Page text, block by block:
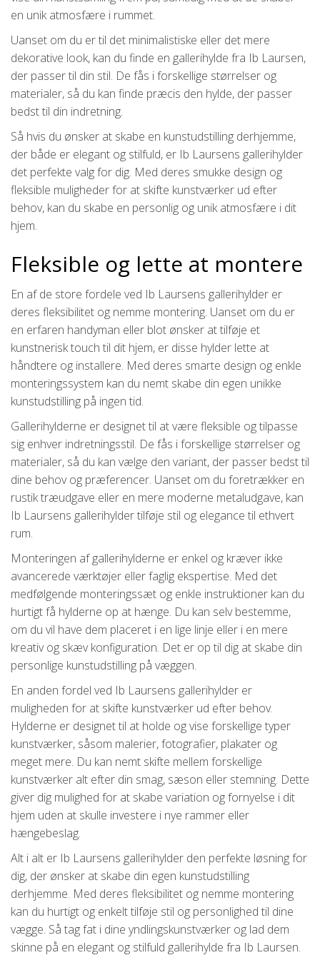
en unik atmosfære i rummet.
Uanset om du er til det minimalistiske eller det mere
dekorative look, kan du finde en gallerihylde fra Ib Laursen,
der passer til din stil. De fås i forskellige størrelser og
materialer, så du kan finde præcis den hylde, der passer
bedst til din indretning.
Så hvis du ønsker at skabe en kunstudstilling derhjemme,
der både er elegant og stilfuld, er Ib Laursens gallerihylder
det perfekte valg for dig. Med deres smukke design og
fleksible muligheder for at skifte kunstværker ud efter
behov, kan du skabe en personlig og unik atmosfære i dit
hjem.
Fleksible og lette at montere
En af de store fordele ved Ib Laursens gallerihylder er
deres fleksibilitet og nemme montering. Uanset om du er
en erfaren handyman eller blot ønsker at tilføje et
kunstnerisk touch til dit hjem, er disse hylder lette at
håndtere og installere. Med deres smarte design og enkle
monteringssystem kan du nemt skabe din egen unikke
kunstudstilling på ingen tid.
Gallerihylderne er designet til at være fleksible og tilpasse
sig enhver indretningsstil. De fås i forskellige størrelser og
materialer, så du kan vælge den variant, der passer bedst til
dine behov og præferencer. Uanset om du foretrækker en
rustik træudgave eller en mere moderne metaludgave, kan
Ib Laursens gallerihylder tilføje stil og elegance til ethvert
rum.
Monteringen af gallerihylderne er enkel og kræver ikke
avancerede værktøjer eller faglig ekspertise. Med det
medfølgende monteringssæt og enkle instruktioner kan du
hurtigt få hylderne op at hænge. Du kan selv bestemme,
om du vil have dem placeret i en lige linje eller i en mere
kreativ og skæv konfiguration. Det er op til dig at skabe din
personlige kunstudstilling på væggen.
En anden fordel ved Ib Laursens gallerihylder er
muligheden for at skifte kunstværker ud efter behov.
Hylderne er designet til at holde og vise forskellige typer
kunstværker, såsom malerier, fotografier, plakater og
meget mere. Du kan nemt skifte mellem forskellige
kunstværker alt efter din smag, sæson eller stemning. Dette
giver dig mulighed for at skabe variation og fornyelse i dit
hjem uden at skulle investere i nye rammer eller
hængebeslag.
Alt i alt er Ib Laursens gallerihylder den perfekte løsning for
dig, der ønsker at skabe din egen kunstudstilling
derhjemme. Med deres fleksibilitet og nemme montering
kan du hurtigt og enkelt tilføje stil og personlighed til dine
vægge. Så tag fat i dine yndlingskunstværker og lad dem
skinne på en elegant og stilfuld gallerihylde fra Ib Laursen.